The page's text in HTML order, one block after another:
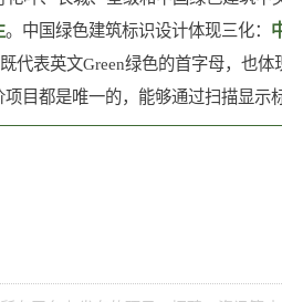
。中国绿色建筑标识设计体现三化：
代表英文Green绿色的首字母，也
目都是唯一的，能够通过扫描显示